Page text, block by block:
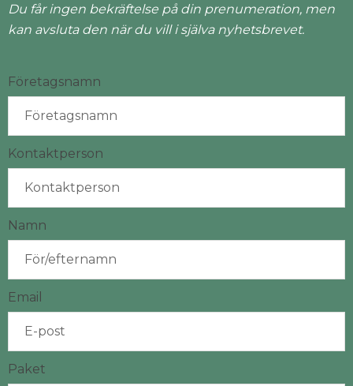
Du får ingen bekräftelse på din prenumeration, men
kan avsluta den när du vill i själva nyhetsbrevet.
Företagsnamn
Kontaktperson
Namn
Email
Paket